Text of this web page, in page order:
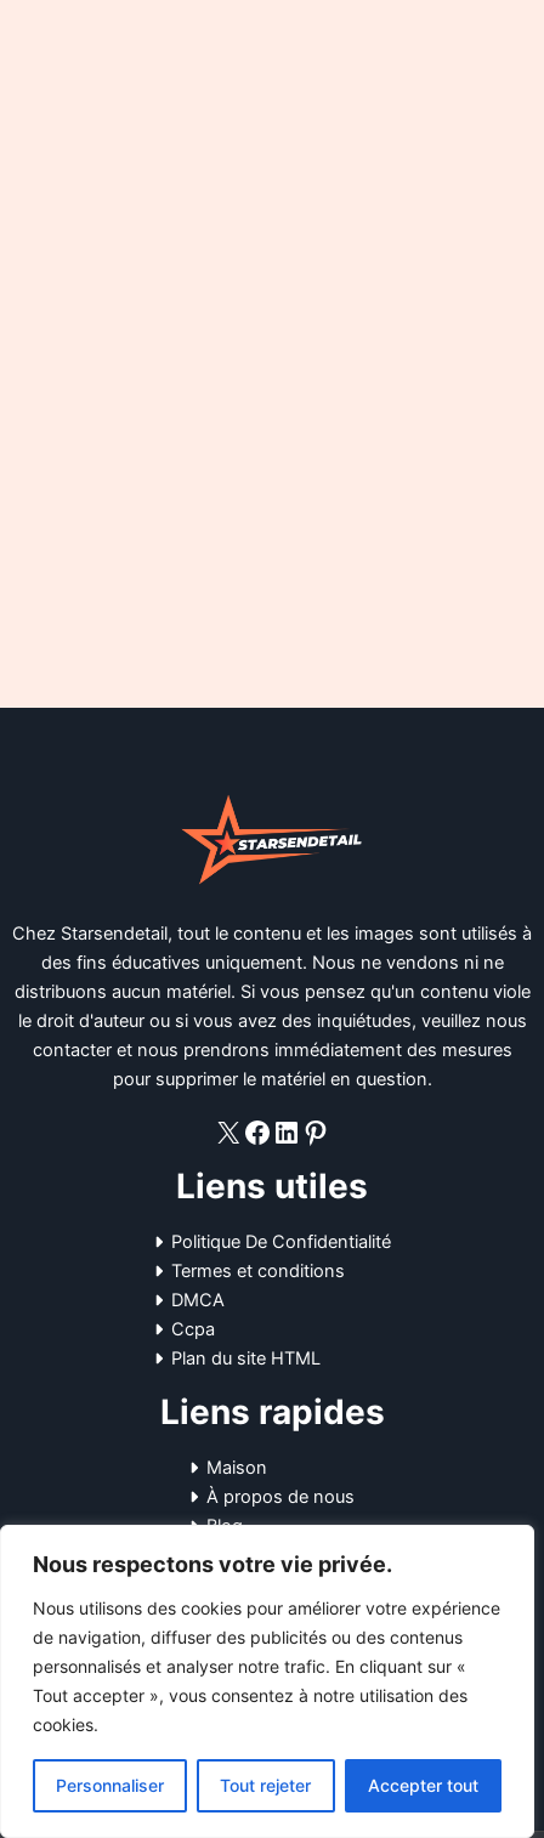
Nous respectons votre vie privée.
Nous utilisons des cookies pour améliorer votre expérience
de navigation, diffuser des publicités ou des contenus
personnalisés et analyser notre trafic. En cliquant sur «
Tout accepter », vous consentez à notre utilisation des
cookies.
Personnaliser Tout rejeter Accepter tout
Chez Starsendetail, tout le contenu et les images sont utilisés à
des fins éducatives uniquement. Nous ne vendons ni ne
distribuons aucun matériel. Si vous pensez qu'un contenu viole
le droit d'auteur ou si vous avez des inquiétudes, veuillez nous
contacter et nous prendrons immédiatement des mesures
pour supprimer le matériel en question.
X Facebook LinkedIn Pinterest
Liens utiles
Politique De Confidentialité
Termes et conditions
DMCA
Ccpa
Plan du site HTML
Liens rapides
Maison
À propos de nous
Blog
Contactez-nous
Coordonnées
10-12 Pl. Général Leclerc, 45170
Neuville-aux-Bois, France
support@starsendetail.fr